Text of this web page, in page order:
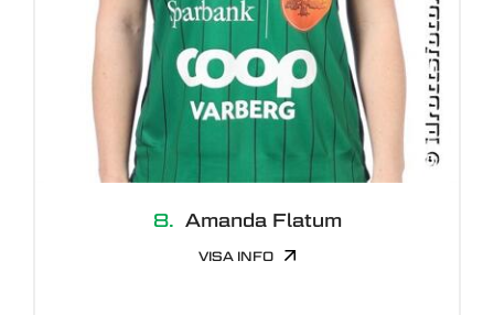
8. Amanda Flatum
VISA INFO